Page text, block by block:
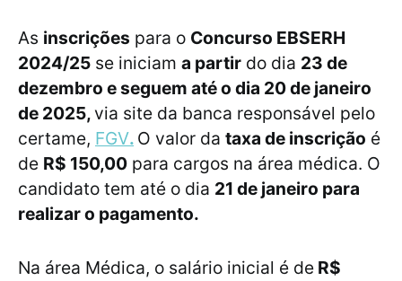
As inscrições para o Concurso EBSERH
2024/25 se iniciam a partir do dia 23 de
dezembro e seguem até o dia 20 de janeiro
de 2025,via site da banca responsável pelo
certame, FGV. O valor da taxa de inscrição é
de R$ 150,00 para cargos na área médica. O
candidato tem até o dia 21 de janeiro para
realizar o pagamento.
Na área Médica, o salário inicial é de R$